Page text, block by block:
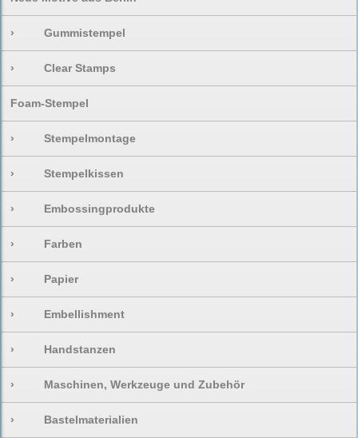
› Gummistempel
› Clear Stamps
Foam-Stempel
› Stempelmontage
› Stempelkissen
› Embossingprodukte
› Farben
› Papier
› Embellishment
› Handstanzen
› Maschinen, Werkzeuge und Zubehör
› Bastelmaterialien